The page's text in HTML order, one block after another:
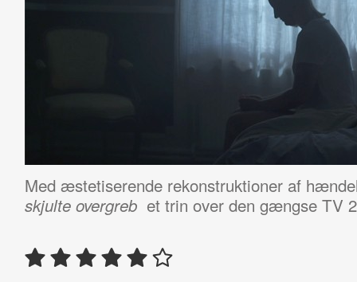
Med æstetiserende rekonstruktioner af
skjulte overgrebet trin over den gængse TV